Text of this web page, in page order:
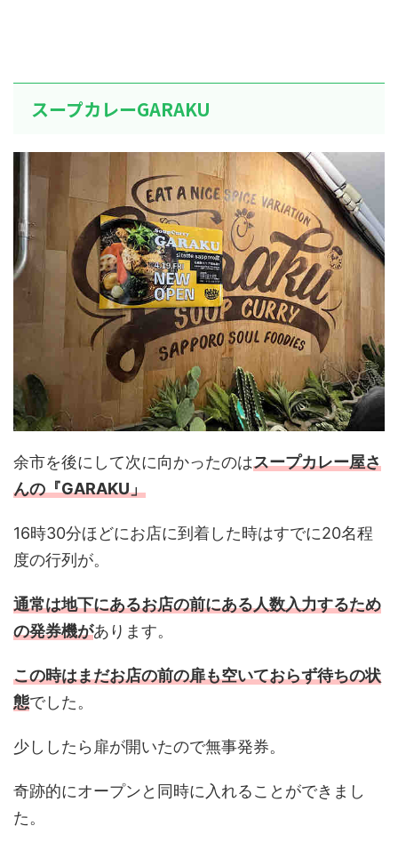
スープカレーGARAKU
余市を後にして次に向かったのはスープカレー屋さ
んの『GARAKU」
16時30分ほどにお店に到着した時はすでに20名程
度の行列が。
通常は地下にあるお店の前にある人数入力するため
の発券機があります。
この時はまだお店の前の扉も空いておらず待ちの状
態でした。
少ししたら扉が開いたので無事発券。
奇跡的にオープンと同時に入れることができまし
た。